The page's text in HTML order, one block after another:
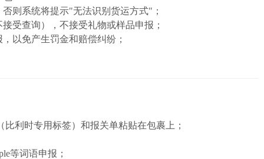
则系统将提示"无法识别货运方式"；
受查询），不接受礼物或样品申报；
以免产生罚金和赔偿纠纷；
利时专用标签）和报关单粘贴在包裹上；
等词语申报；